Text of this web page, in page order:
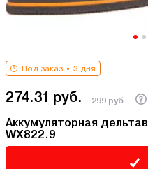
Под заказ 3 дня
274.31 руб. 299 руб.
Аккумуляторная
WX822.9